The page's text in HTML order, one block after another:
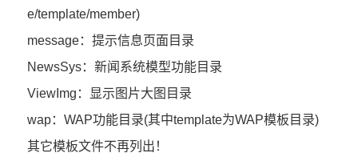
e/template/member)
message：提示信息页面目录
NewsSys：新闻系统模型功能目录
ViewImg：显示图片大图目录
wap：WAP功能目录(其中template为WAP模板目录)
其它模板文件不再列出！